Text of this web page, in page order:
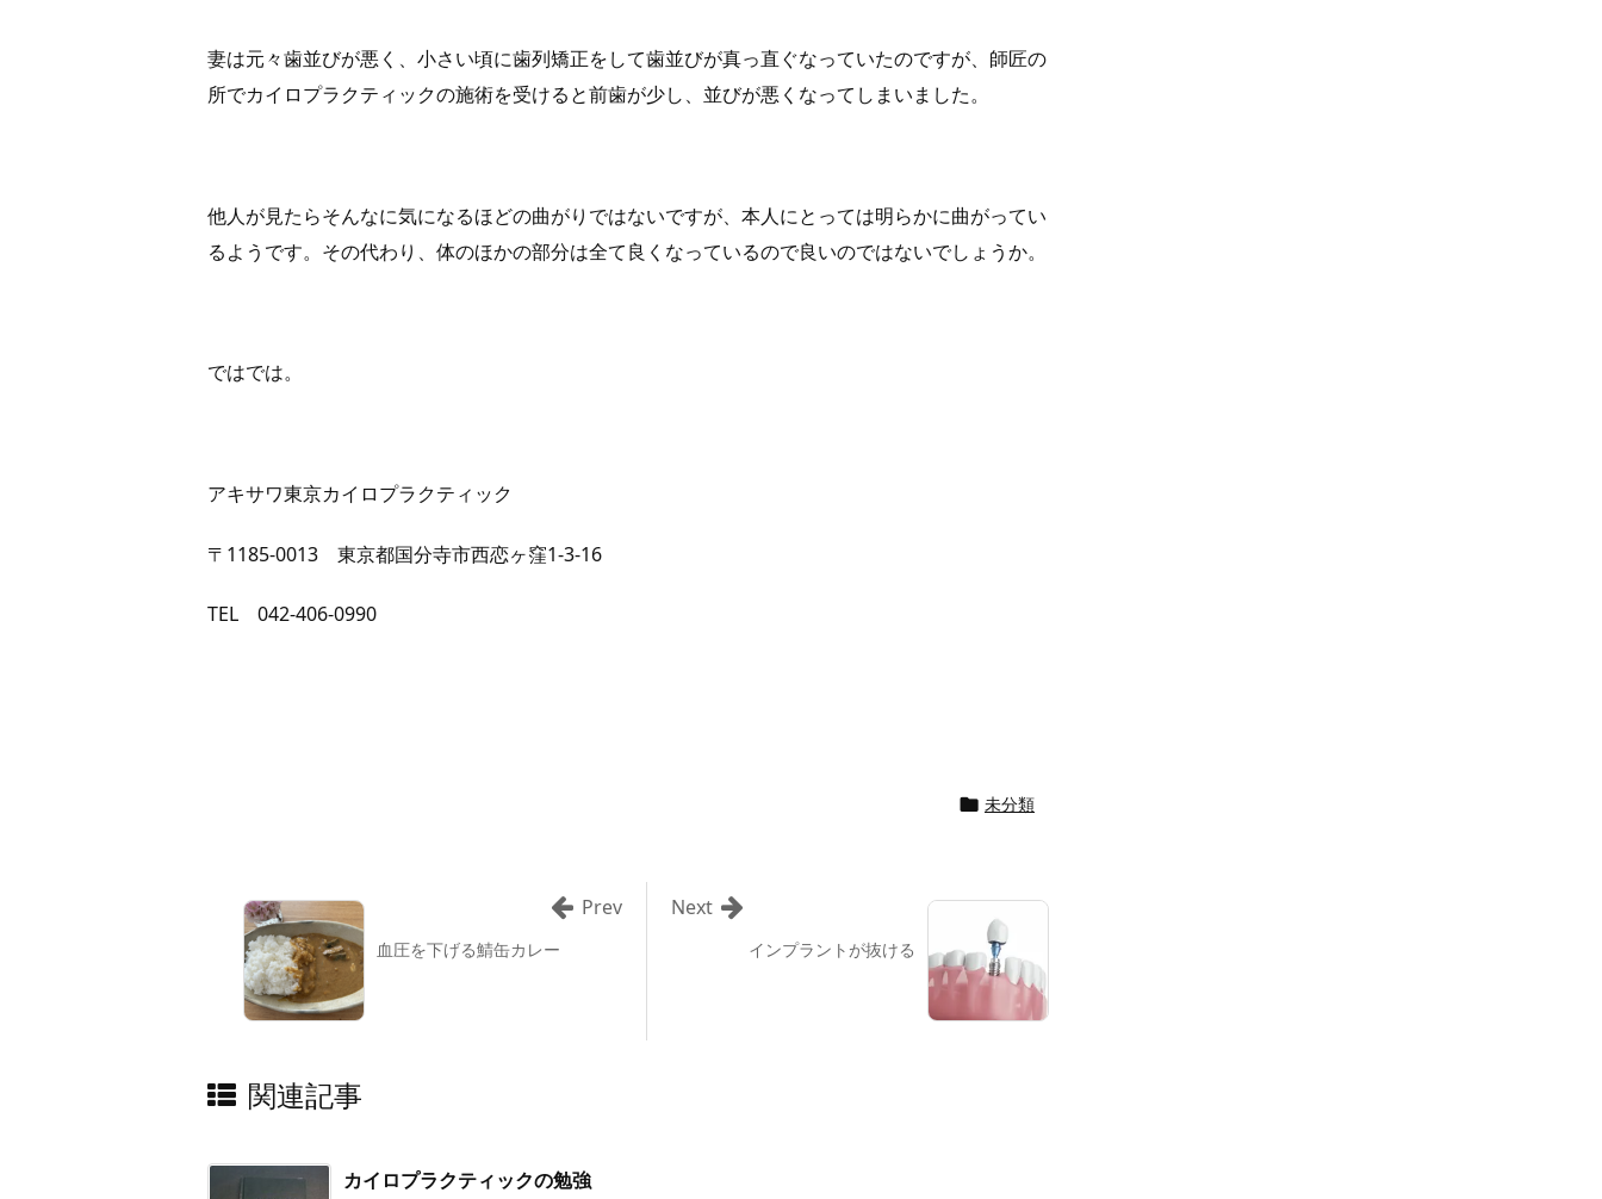
妻は元々歯並びが悪く、小さい頃に歯列矯正をして歯並びが真っ直ぐなっていたのですが、師匠の
所でカイロプラクティックの施術を受けると前歯が少し、並びが悪くなってしまいました。
他人が見たらそんなに気になるほどの曲がりではないですが、本人にとっては明らかに曲がってい
るようです。その代わり、体のほかの部分は全て良くなっているので良いのではないでしょうか。
ではでは。
アキサワ東京カイロプラクティック
〒1185-0013 東京都国分寺市西恋ヶ窪1-3-16
TEL 042-406-0990
 未分類
インプラントが抜ける
Next
血圧を下げる鯖缶カレー
Prev
関連記事
カイロプラクティックの勉強